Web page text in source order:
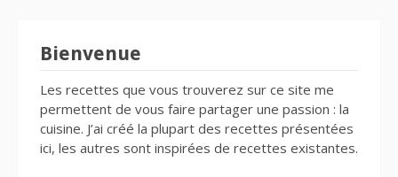
Bienvenue
Les recettes que vous trouverez sur ce site me
permettent de vous faire partager une passion : la
cuisine. J’ai créé la plupart des recettes présentées
ici, les autres sont inspirées de recettes existantes.